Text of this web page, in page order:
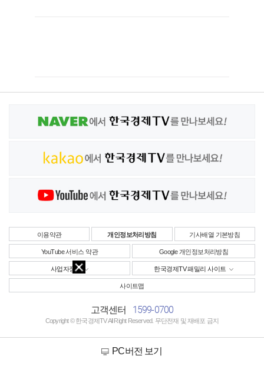
이용약관 개인정보처리방침 기사배열 기본방침
YouTube 서비스 약관 Google 개인정보처리방침
사업자정보 한국경제TV 패밀리 사이트
사이트맵
고객센터 1599-0700
Copyright © 한국경제TV All Right Reserved. 무단전재 및 재배포 금지
PC버전 보기